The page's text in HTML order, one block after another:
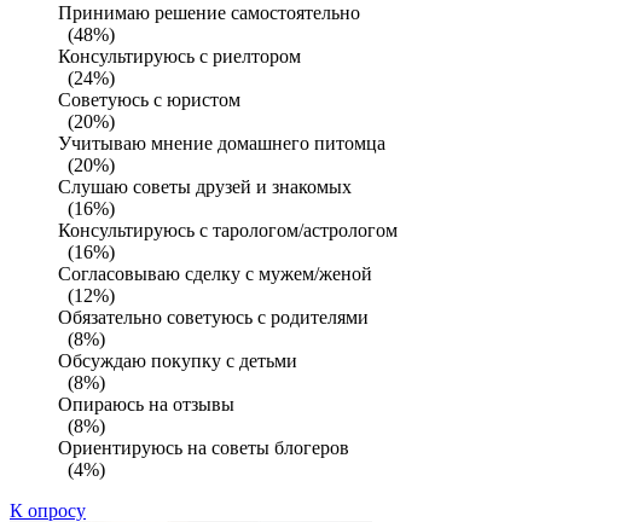
Принимаю решение самостоятельно
(48%)
Консультируюсь с риелтором
(24%)
Советуюсь с юристом
(20%)
Учитываю мнение домашнего питомца
(20%)
Слушаю советы друзей и знакомых
(16%)
Консультируюсь с тарологом/астрологом
(16%)
Согласовываю сделку с мужем/женой
(12%)
Обязательно советуюсь с родителями
(8%)
Обсуждаю покупку с детьми
(8%)
Опираюсь на отзывы
(8%)
Ориентируюсь на советы блогеров
(4%)
К опросу